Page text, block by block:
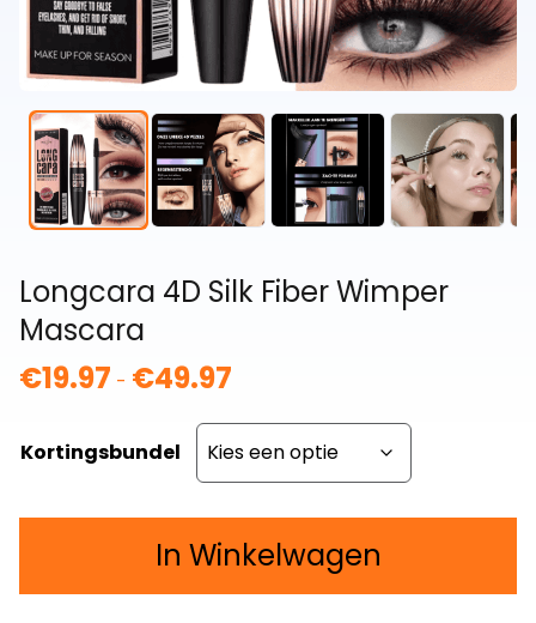
Longcara 4D Silk Fiber Wimper
Mascara
€19.97 - €49.97
tot
€49.97
Kortingsbundel
In Winkelwagen